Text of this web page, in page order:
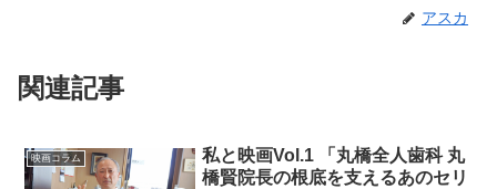
アスカ
関連記事
映画コラム
私と映画Vol.1 「丸橋全人歯科 丸
橋賢院長の根底を支えるあのセリ